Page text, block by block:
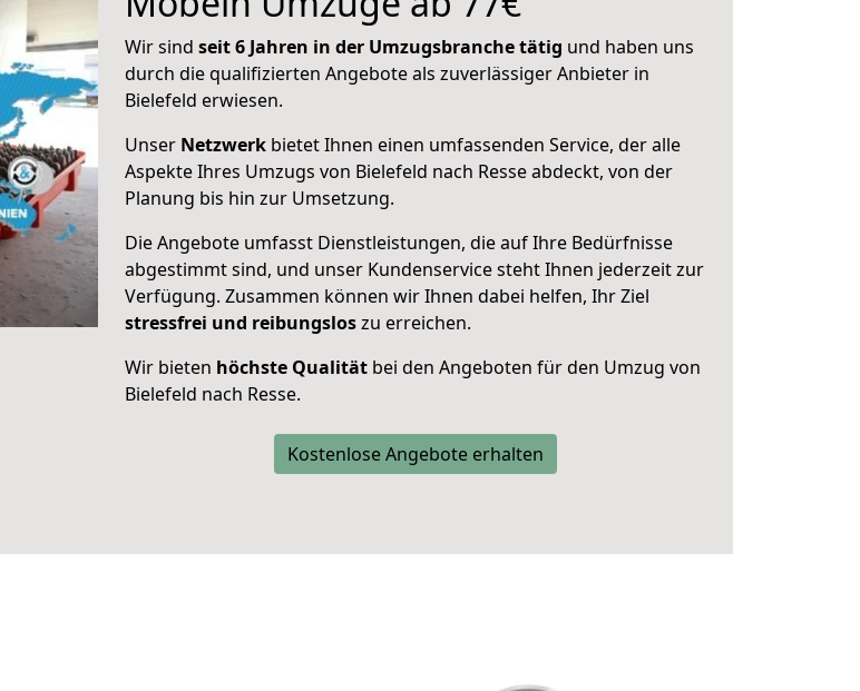
Wir sind seit 6 Jahren in der Umzugsbranche tätig und haben uns
durch die qualifizierten Angebote als zuverlässiger Anbieter in
Bielefeld erwiesen.
Unser Netzwerk bietet Ihnen einen umfassenden Service, der alle
Aspekte Ihres Umzugs von Bielefeld nach Resse abdeckt, von der
Planung bis hin zur Umsetzung.
Die Angebote umfasst Dienstleistungen, die auf Ihre Bedürfnisse
abgestimmt sind, und unser Kundenservice steht Ihnen jederzeit zur
Verfügung. Zusammen können wir Ihnen dabei helfen, Ihr Ziel
stressfrei und reibungsloszu erreichen.
Wir bieten höchste Qualität bei den Angeboten für den Umzug von
Bielefeld nach Resse.
Kostenlose Angebote erhalten